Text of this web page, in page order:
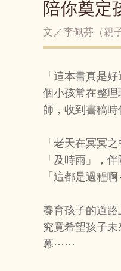
陪你奠定
文／李佩芬（親
「這本書真是
個小孩常在整
師，收到書稿時
「老天在冥冥
「及時雨」，
「這都是過程
養育孩子的道
究竟希望孩子
幕⋯⋯